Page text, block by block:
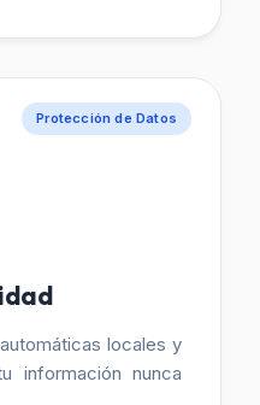
Protección de Datos
locales y
información nunca